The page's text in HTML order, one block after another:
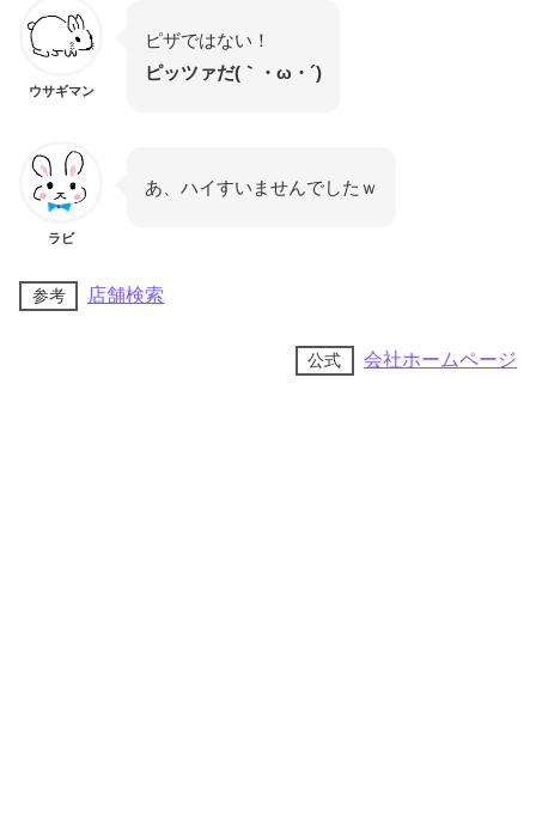
ウサギマン
ピザではない！
ピッツァだ(｀・ω・´)
ラビ
あ、ハイすいませんでしたｗ
参考 店舗検索
公式 会社ホームページ